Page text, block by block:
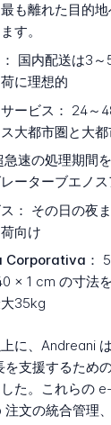
も離れた目的
す。
国内配送は3
に理想的
ービス： 24～
大都市圏と大
急速の処理期間
ーターブエノ
： その日の夜
向け
Corporativa：
x 1 cm の寸法
35kg
に、Andreani
支援するため
た。これらの
注文の統合管理